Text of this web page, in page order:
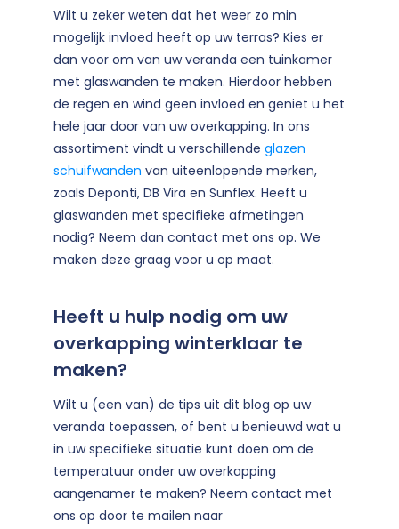
Wilt u zeker weten dat het weer zo min
mogelijk invloed heeft op uw terras? Kies er
dan voor om van uw veranda een tuinkamer
met glaswanden te maken. Hierdoor hebben
de regen en wind geen invloed en geniet u het
hele jaar door van uw overkapping. In ons
assortiment vindt u verschillende glazen
schuifwanden van uiteenlopende merken,
zoals Deponti, DB Vira en Sunflex. Heeft u
glaswanden met specifieke afmetingen
nodig? Neem dan contact met ons op. We
maken deze graag voor u op maat.
Heeft u hulp nodig om uw
overkapping winterklaar te
maken?
Wilt u (een van) de tips uit dit blog op uw
veranda toepassen, of bent u benieuwd wat u
in uw specifieke situatie kunt doen om de
temperatuur onder uw overkapping
aangenamer te maken? Neem contact met
ons op door te mailen naar